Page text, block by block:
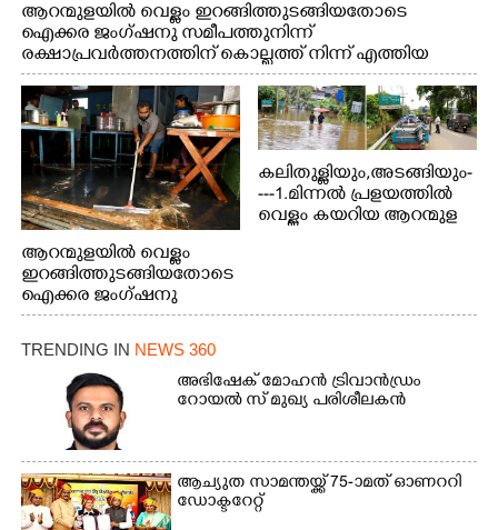
ആറന്മുളയിൽ വെള്ളം ഇറങ്ങിത്തുടങ്ങിയതോടെ
ഐക്കര ജംഗ്ഷനു സമീപത്തുനിന്ന്
രക്ഷാപ്രവർത്തനത്തിന് കൊല്ലത്ത് നിന്ന് എത്തിയ
ബോട്ടുകൾ തിരികെക്കൊണ്ടുപോകുന്നു.
ആറന്മുളയിൽ വെള്ളം
ഇറങ്ങിത്തുടങ്ങിയതോടെ
ഐക്കര ജംഗ്ഷനു
സമീപം ആറന്മുള
കിടങ്ങന്നൂർ റോഡിന്
സമീപം പ്രവർത്തിക്കു
ആറന്മുള തട്ടുകട കഴുകി
വൃത്തിയാക്കുന്നു.
കലിതുള്ളിയും,അടങ്ങിയും-
---1.മിന്നൽ പ്രളയത്തിൽ
വെള്ളം കയറിയ ആറന്മുള
ഇറങ്ങിപ്പോൾ
ത്തിന് ഓച്ചിറ അഴിക്കലിൽ
നിന്ന്എത്തിച്ച ബോട്ടും.
TRENDING IN NEWS 360
അഭിഷേക് മോഹൻ ട്രിവാൻഡ്രം
റോയൽ സ് മുഖ്യ പരിശീലകൻ
ആച്യുത സാമന്തയ്ക്ക് 75-ാമത് ഓണററി
ഡോക്ടറേറ്റ്